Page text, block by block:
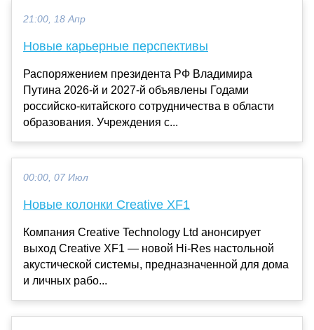
21:00, 18 Апр
Новые карьерные перспективы
Распоряжением президента РФ Владимира
Путина 2026-й и 2027-й объявлены Годами
российско-китайского сотрудничества в области
образования. Учреждения с...
00:00, 07 Июл
Новые колонки Creative XF1
Компания Creative Technology Ltd анонсирует
выход Creative XF1 — новой Hi-Res настольной
акустической системы, предназначенной для дома
и личных рабо...